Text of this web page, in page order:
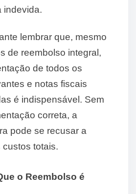
indevida.
lembrar que, mesmo
de reembolso integral,
de todos os
e notas fiscais
é indispensável. Sem
correta, a
pode se recusar a
custos totais.
o Reembolso é